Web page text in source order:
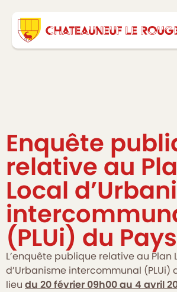
Enquête
relative au
Local
(PLUi) du
L’enquête publique relative au Plan
d’Urbanisme intercommunal (PLUi)
lieu du 20 février 09h00 au 4 avril